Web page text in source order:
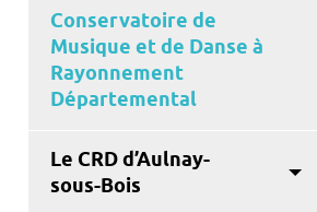
Conservatoire de
Musique et de Danse à
Rayonnement
Départemental
Le CRD d’Aulnay-
sous-Bois